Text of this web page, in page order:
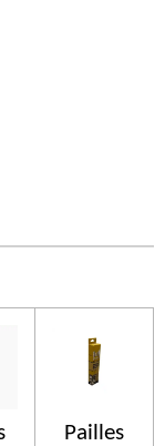
Pailles